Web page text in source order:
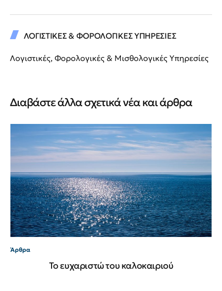
ΛΟΓΙΣΤΙΚΕΣ & ΦΟΡΟΛΟΓΙΚΕΣ ΥΠΗΡΕΣΙΕΣ
Λογιστικές, Φορολογικές & Μισθολογικές Υπηρεσίες
Διαβάστε άλλα σχετικά νέα και άρθρα
Άρθρα
Το ευχαριστώ του καλοκαιριού